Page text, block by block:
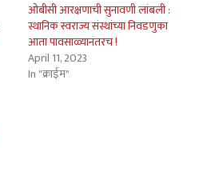
ओबीसी आरक्षणाची सुनावणी लांबली :
स्थानिक स्वराज्य संस्थांच्या निवडणुका
आता पावसाळ्यानंतरच !
April 11, 2023
In "क्राईम"